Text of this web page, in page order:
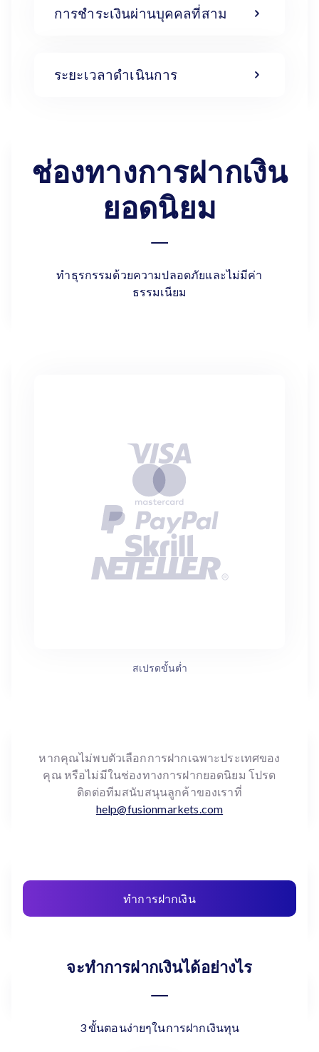
การชำระเงินผ่านบุคคลที่สาม
ระยะเวลาดำเนินการ
ช่องทางการฝากเงิน
ยอดนิยม
ทำธุรกรรมด้วยความปลอดภัยและไม่มีค่า
ธรรมเนียม
สเปรดขั้นต่ำ
หากคุณไม่พบตัวเลือกการฝากเฉพาะประเทศของ
คุณ หรือไม่มีในช่องทางการฝากยอดนิยม โปรด
ติดต่อทีมสนับสนุนลูกค้าของเราที่
help@fusionmarkets.com
ทำการฝากเงิน
จะทำการฝากเงินได้อย่างไร
3 ขั้นตอนง่ายๆในการฝากเงินทุน